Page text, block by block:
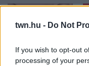
twn.hu - Do Not
If you wish to opt-out
processing of your